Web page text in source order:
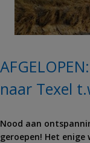
naar Texel
Nood aan
geroepen! Het